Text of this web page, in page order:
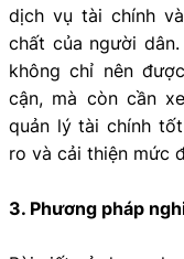
dịch vụ tài chính
chất của người
không chỉ nên
cận, mà còn cần
quản lý tài chính
ro và cải thiện mức
3. Phương pháp